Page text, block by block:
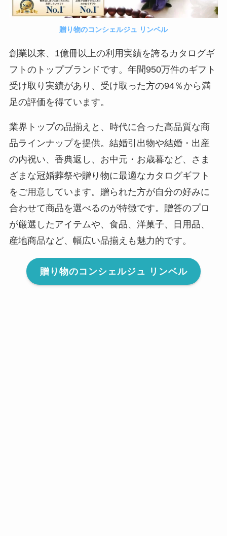
贈り物のコンシェルジュ リンベル
創業以来、1億冊以上の利用実績を誇るカタログギ
フトのトップブランドです。年間950万件のギフト
受け取り実績があり、受け取った方の94％から満
足の評価を得ています。
業界トップの品揃えと、時代に合った高品質な商
品ラインナップを提供。結婚引出物や結婚・出産
の内祝い、香典返し、お中元・お歳暮など、さま
ざまな冠婚葬祭や贈り物に最適なカタログギフト
をご用意しています。贈られた方が自分の好みに
合わせて商品を選べるのが特徴です。贈答のプロ
が厳選したアイテムや、食品、洋菓子、日用品、
産地商品など、幅広い品揃えも魅力的です。
贈り物のコンシェルジュ リンベル